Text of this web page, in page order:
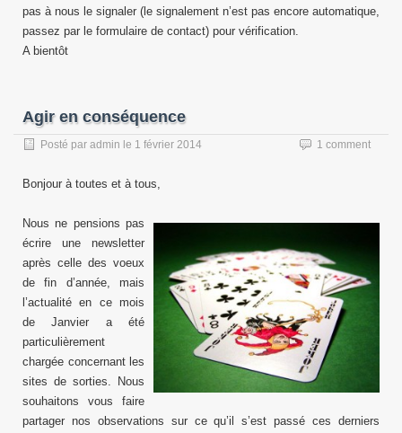
pas à nous le signaler (le signalement n’est pas encore automatique,
passez par le formulaire de contact) pour vérification.
A bientôt
Agir en conséquence
Posté par admin le 1 février 2014 1 comment
Bonjour à toutes et à tous,
Nous ne pensions pas
écrire une newsletter
après celle des voeux
de fin d’année, mais
l’actualité en ce mois
de Janvier a été
particulièrement
chargée concernant les
sites de sorties. Nous
souhaitons vous faire
partager nos observations sur ce qu’il s’est passé ces derniers